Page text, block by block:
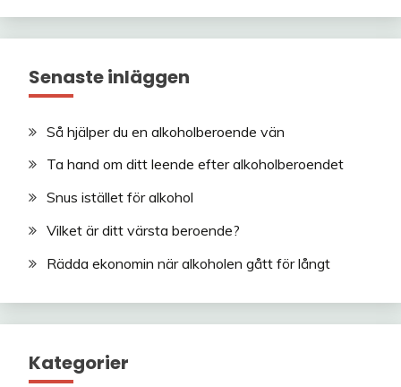
Senaste inläggen
Så hjälper du en alkoholberoende vän
Ta hand om ditt leende efter alkoholberoendet
Snus istället för alkohol
Vilket är ditt värsta beroende?
Rädda ekonomin när alkoholen gått för långt
Kategorier